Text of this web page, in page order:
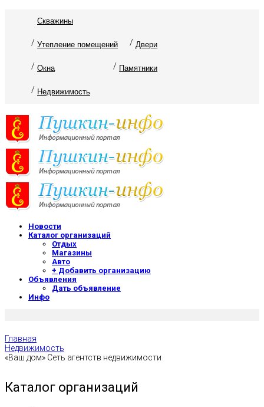
Скважины
Утепление помещений Двери
Окна Памятники
Недвижимость
Новости
Каталог организаций
Отдых
Магазины
Авто
+ Добавить организацию
Объявления
Дать объявление
Инфо
Главная
Недвижимость
«Ваш дом» Сеть агентств недвижимости
Каталог организаций